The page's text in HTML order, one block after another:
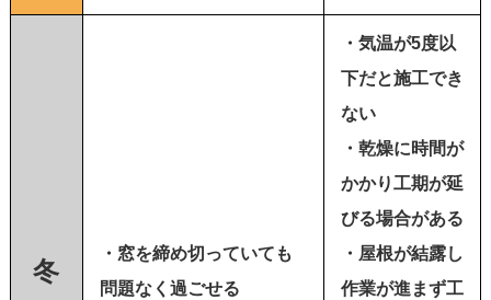
冬
・窓を締め切っていても
問題なく過ごせる
・気温が5度以
下だと施工でき
ない
・乾燥に時間が
かかり工期が延
びる場合がある
・屋根が結露し
作業が進まず工